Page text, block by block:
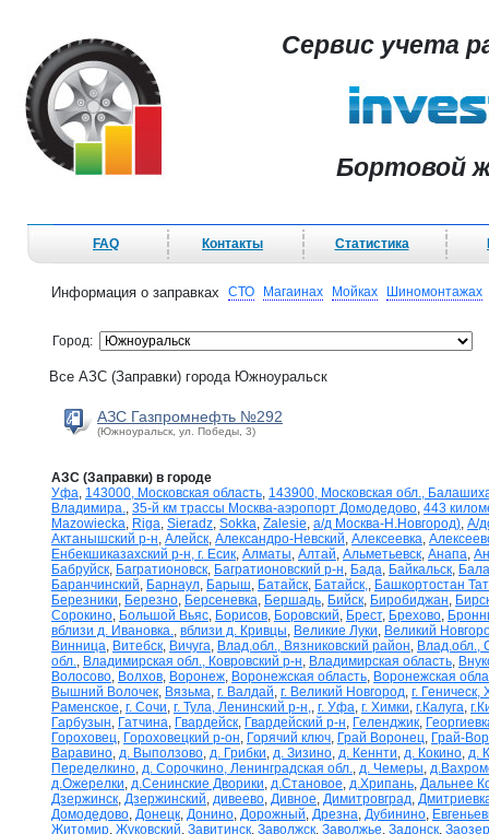
Сервис учета
Бортовой
FAQ Контакты Статистика
Информация о заправках СТО Магаинах Мойках Шиномонтажах
Город:
Все АЗС (Заправки) города Южноуральск
АЗС Газпромнефть №292
(Южноуральск, ул. Победы, 3)
АЗС (Заправки) в городе
Уфа, 143000, Московская область, 143900, Московская обл.,
Владимира., 35-й км трассы Москва-аэропорт Домодедово, 443
Mazowiecka, Riga, Sieradz, Sokka, Zalesie, а/д Москва-Н.Новгород), А/
Актанышский р-н, Алейск, Александро-Невский, Алексеевка,
Енбекшиказахский р-н, г. Есик, Алматы, Алтай, Альметьевск, Анапа,
Бабруйск, Багратионовск, Багратионовский р-н, Бада, Байкальск,
Баранчинский, Барнаул, Барыш, Батайск, Батайск,, Башкортостан
Березники, Березно, Берсеневка, Бершадь, Бийск, Биробиджан,
Сорокино, Большой Вьяс, Борисов, Боровский, Брест, Брехово,
вблизи д. Ивановка., вблизи д. Кривцы, Великие Луки, Великий
Винница, Витебск, Вичуга, Влад.обл., Вязниковский район, Влад.обл.,
обл., Владимирская обл., Ковровский р-н, Владимирская область,
Волосово, Волхов, Воронеж, Воронежская область, Воронежская
Вышний Волочек, Вязьма, г. Валдай, г. Великий Новгород, г. Геническ,
Раменское, г. Сочи, г. Тула, Ленинский р-н,, г. Уфа, г. Химки, г.Калуга,
Гарбузын, Гатчина, Гвардейск, Гвардейский р-н, Геленджик,
Гороховец, Гороховецкий р-он, Горячий ключ, Грай Воронец, Грай-
Варавино, д. Выползово, д. Грибки, д. Зизино, д. Кеннти, д. Кокино, д.
Переделкино, д. Сорочкино, Ленинградская обл., д. Чемеры,
д.Ожерелки, д.Сенинские Дворики, д.Становое, д.Хрипань, Дальнее
Дзержинск, Дзержинский, дивеево, Дивное, Димитровград,
Домодедово, Донецк, Донино, Дорожный, Дрезна, Дубинино,
Житомир, Жуковский, Завитинск, Заволжск, Заволжье, Задонск,